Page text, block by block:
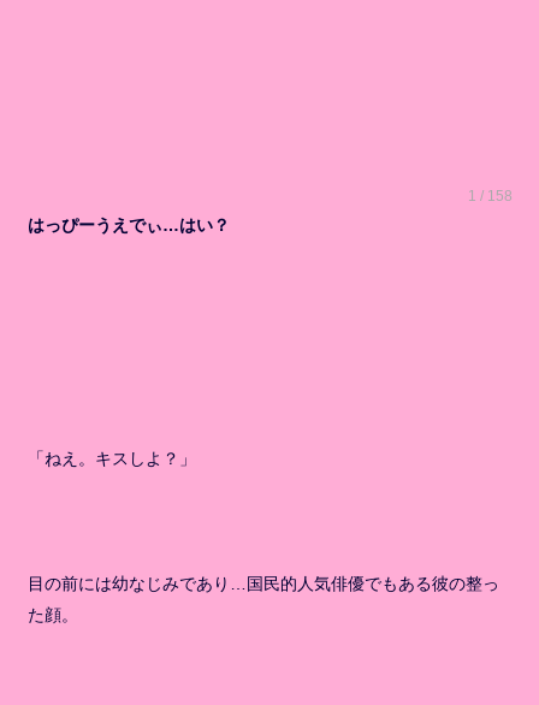
1 / 158
はっぴーうえでぃ…はい？
「ねえ。キスしよ？」
目の前には幼なじみであり…国民的人気俳優でもある彼の整っ
た顔。